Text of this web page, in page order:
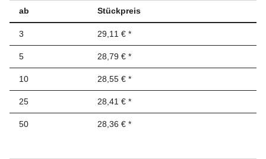
ab Stückpreis
3 29,11 € *
5 28,79 € *
10 28,55 € *
25 28,41 € *
50 28,36 € *